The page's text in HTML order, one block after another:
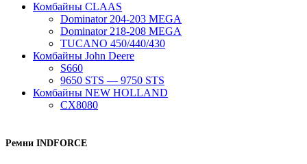
Комбайны CLAAS
Dominator 204-203 MEGA
Dominator 218-208 MEGA
TUCANO 450/440/430
Комбайны John Deere
S660
9650 STS — 9750 STS
Комбайны NEW HOLLAND
CX8080
Ремни INDFORCE